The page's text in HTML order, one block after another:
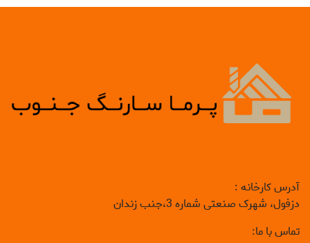
آدرس کارخانه :
دزفول، شهرک صنعتی شماره 3،جنب زندان
تماس با ما: